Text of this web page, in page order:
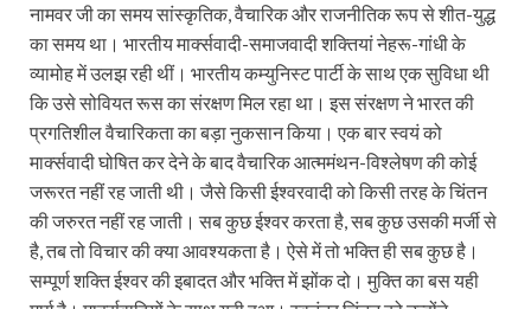
नामवर जी का समय सांस्कृतिक, वैचारिक और राजनीतिक रूप से शीत-युद्ध
का समय था। भारतीय मार्क्सवादी-समाजवादी शक्तियां नेहरू-गांधी के
व्यामोह में उलझ रही थीं। भारतीय कम्युनिस्ट पार्टी के साथ एक सुविधा थी
कि उसे सोवियत रूस का संरक्षण मिल रहा था। इस संरक्षण ने भारत की
प्रगतिशील वैचारिकता का बड़ा नुकसान किया। एक बार स्वयं को
मार्क्सवादी घोषित कर देने के बाद वैचारिक आत्ममंथन-विश्लेषण की कोई
जरूरत नहीं रह जाती थी। जैसे किसी ईश्वरवादी को किसी तरह के चिंतन
की जरुरत नहीं रह जाती। सब कुछ ईश्वर करता है, सब कुछ उसकी मर्जी से
है, तब तो विचार की क्या आवश्यकता है। ऐसे में तो भक्ति ही सब कुछ है।
सम्पूर्ण शक्ति ईश्वर की इबादत और भक्ति में झोंक दो। मुक्ति का बस यही